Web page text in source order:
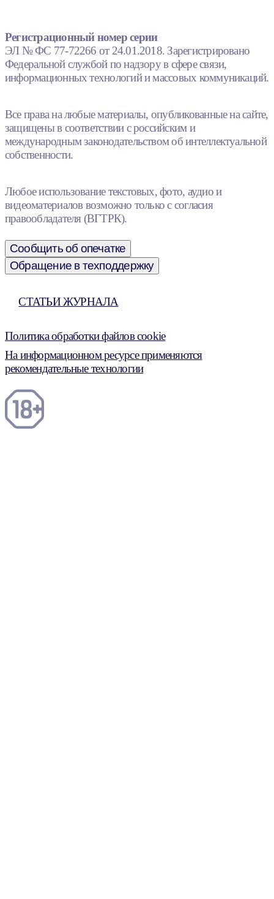
Регистрационный номер серии
ЭЛ № ФС 77-72266 от 24.01.2018. Зарегистрировано
Федеральной службой по надзору в сфере связи,
информационных технологий и массовых коммуникаций.
Все права на любые материалы, опубликованные на сайте,
защищены в соответствии с российским и
международным законодательством об интеллектуальной
собственности.
Любое использование текстовых, фото, аудио и
видеоматериалов возможно только с согласия
правообладателя (ВГТРК).
Сообщить об опечатке
Обращение в техподдержку
СТАТЬИ ЖУРНАЛА
Политика обработки файлов cookie
На информационном ресурсе применяются
рекомендательные технологии